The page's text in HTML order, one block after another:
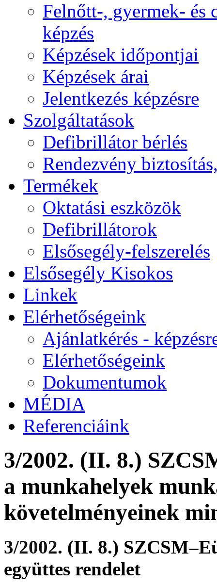
Felnőtt-, gyermek- és
képzés
Képzések időpontjai
Képzések árai
Jelentkezés képzésre
Szolgáltatások
Defibrillátor bérlés
Rendezvény
Termékek
Oktatási eszközök
Defibrillátorok
Elsősegély-felszerelés
Elsősegély Kisokos
Linkek
Elérhetőségeink
Ajánlatkérés -
Elérhetőségeink
Dokumentumok
MÉDIA
Referenciáink
3/2002. (II. 8.)
a munkahelyek
követelményeinek
3/2002. (II. 8.)
együttes rendelet